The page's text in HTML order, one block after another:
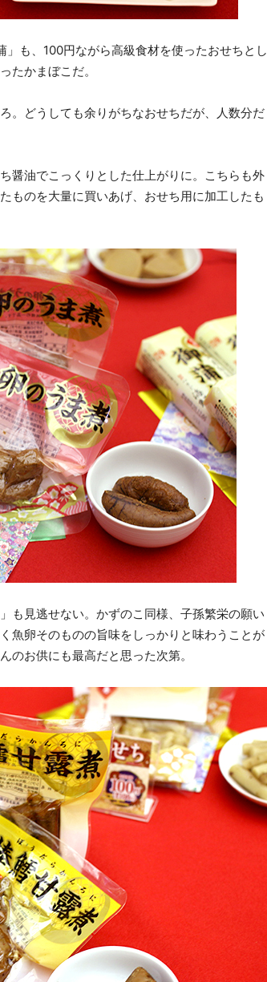
も、100円ながら高級食材を使ったおせちとし
たかまぼこだ。
。どうしても余りがちなおせちだが、人数分だ
醤油でこっくりとした仕上がりに。こちらも外
ものを大量に買いあげ、おせち用に加工したも
も見逃せない。かずのこ同様、子孫繁栄の願い
魚卵そのものの旨味をしっかりと味わうことが
のお供にも最高だと思った次第。